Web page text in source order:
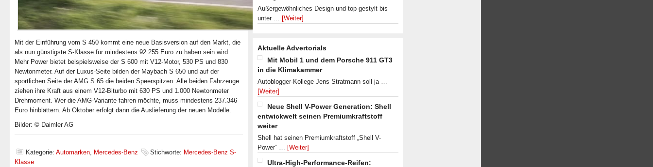
Mit der Einführung vom S 450 kommt eine neue Basisversion auf den Markt, die
als nun günstigste S-Klasse für mindestens 92.255 Euro zu haben sein wird.
Mehr Power bietet beispielsweise der S 600 mit V12-Motor, 530 PS und 830
Newtonmeter. Auf der Luxus-Seite bilden der Maybach S 650 und auf der
sportlichen Seite der AMG S 65 die beiden Speerspitzen. Alle beiden Fahrzeuge
ziehen ihre Kraft aus einem V12-Biturbo mit 630 PS und 1.000 Newtonmeter
Drehmoment. Wer die AMG-Variante fahren möchte, muss mindestens 237.346
Euro hinblättern. Ab Oktober erfolgt dann die Auslieferung der neuen Modelle.
Bilder: © Daimler AG
Kategorie: Automarken, Mercedes-Benz Stichworte: Mercedes-Benz S-
Klasse
Außergewöhnliches Design und top gestylt bis
unter … [Weiter]
Aktuelle Advertorials
Mit Mobil 1 und dem Porsche 911 GT3
in die Klimakammer
Autoblogger-Kollege Jens Stratmann soll ja …
[Weiter]
Neue Shell V-Power Generation: Shell
entwickwelt seinen Premiumkraftstoff
weiter
Shell hat seinen Premiumkraftstoff „Shell V-
Power“ … [Weiter]
Ultra-High-Performance-Reifen: